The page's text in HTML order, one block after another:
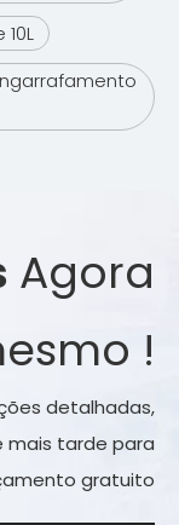
Agora
!
detalhadas,
tarde para
gratuito